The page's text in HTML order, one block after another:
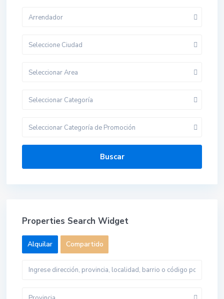
Arrendador
Seleccione Ciudad
Seleccionar Area
Seleccionar Categoría
Seleccionar Categoría de Promoción
Buscar
Properties Search Widget
Alquilar Compartido